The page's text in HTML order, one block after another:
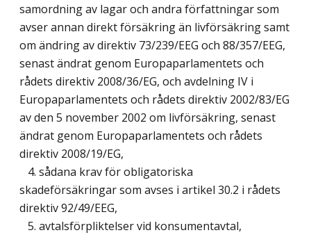
samordning av lagar och andra författningar som
avser annan direkt försäkring än livförsäkring samt
om ändring av direktiv 73/239/EEG och 88/357/EEG,
senast ändrat genom Europaparlamentets och
rådets direktiv 2008/36/EG, och avdelning IV i
Europaparlamentets och rådets direktiv 2002/83/EG
av den 5 november 2002 om livförsäkring, senast
ändrat genom Europaparlamentets och rådets
direktiv 2008/19/EG,
4. sådana krav för obligatoriska
skadeförsäkringar som avses i artikel 30.2 i rådets
direktiv 92/49/EEG,
5. avtalsförpliktelser vid konsumentavtal,